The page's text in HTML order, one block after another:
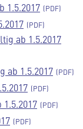
1.5.2017
ab 1.5.2017
ab 1.5.2017